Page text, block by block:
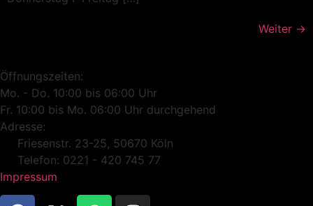
Weiter →
Öffnungszeiten:
Mo. - Do. 10:00 bis 06:00 Uhr
Fr. 10:00 bis Mo. 06:00 Uhr durchgehend
Adresse:
Friesenstr. 23-25, 50670 Köln
Telefon: 0221 - 420 745 77
Impressum